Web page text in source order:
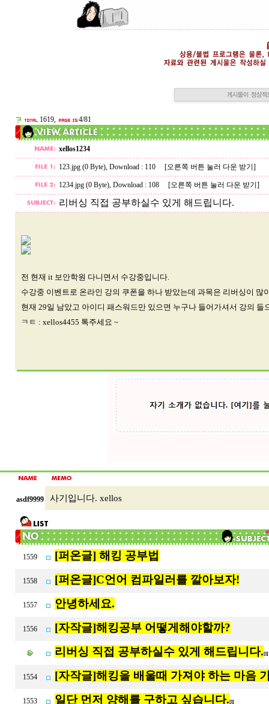
1619, 4/81
xellos1234
123.jpg (0 Byte), Download : 110 [오른쪽 버튼 눌러 다운 받기]
1234.jpg (0 Byte), Download : 108 [오른쪽 버튼 눌러 다운 받기]
리버싱 직접 공부하실수 있게 해드립니다.
전 현재 it 보안학원 다니면서 수강중입니다.
수강중 이벤트로 온라인 강의 쿠폰을 하나 받았는데 과목은 리버싱이
현재 29일 남았고 아이디 패스워드만 있으면 누구나 들어가셔서 강의
ㅋㅌ : xellos4455 톡주세요 ~
asdf9999 사기입니다. xellos
1559 [퍼온글] 해킹 공부법
1558 [퍼온글]C언어 컴파일러를 깔아보자!
1557 안녕하세요.
1556
[자작글]해킹공부 어떻게해야할까?
리버싱 직접 공부하실수 있게 해드립니다.
1554 [자작글]해킹을 배울때 가져야 하는 마음
1553 일단 먼저 양해를 구하고 싶습니다. [1]